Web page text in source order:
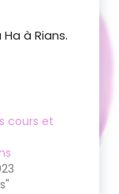
à Rians.
cours et